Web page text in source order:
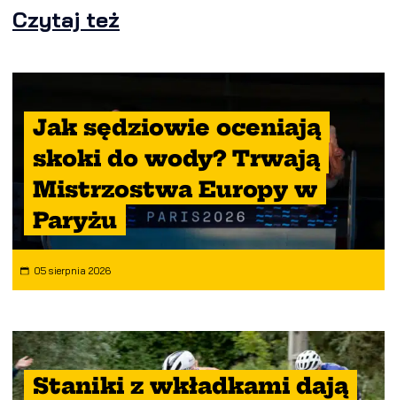
Czytaj też
Jak sędziowie oceniają
skoki do wody? Trwają
Mistrzostwa Europy w
Paryżu
05 sierpnia 2026
Staniki z wkładkami dają